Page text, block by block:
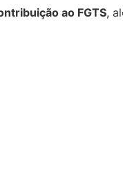
ao FGTS,